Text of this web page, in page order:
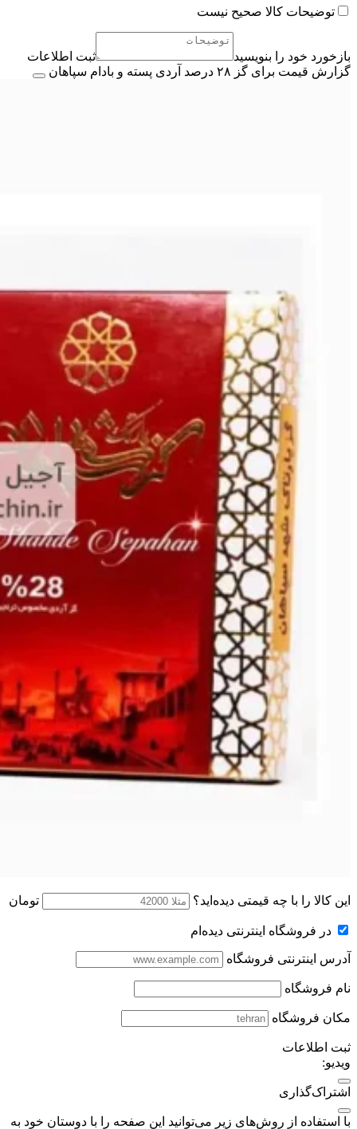
توضیحات کالا صحیح نیست
بازخورد خود را بنویسید
ثبت اطلاعات
گزارش قیمت برای گز ۲۸ درصد آردی پسته و بادام سپاهان
این کالا را با چه قیمتی دیده‌اید؟ تومان
در فروشگاه اینترنتی دیده‌ام
آدرس اینترنتی فروشگاه
نام فروشگاه
مکان فروشگاه
ثبت اطلاعات
ویدیو:
اشتراک‌گذاری
با استفاده از روش‌های زیر می‌توانید این صفحه را با دوستان خود به